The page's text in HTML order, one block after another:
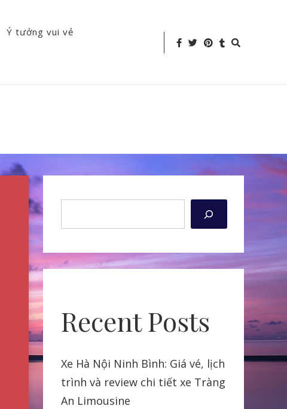
Ý tưởng vui vẻ
Search
Recent Posts
Xe Hà Nội Ninh Bình: Giá vé, lịch
trình và review chi tiết xe Tràng
An Limousine